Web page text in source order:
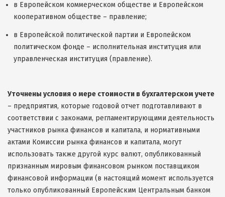
в Европейском коммерческом обществе и Европейском
кооперативном обществе – правление;
в Европейской политической партии и Европейском
политическом фонде – исполнительная институция или
управленческая институция (правление).
Уточнены условия о мере стоимости в бухгалтерском учете
– предприятия, которые годовой отчет подготавливают в
соответствии с законами, регламентирующими деятельность
участников рынка финансов и капитала, и нормативными
актами Комиссии рынка финансов и капитала, могут
использовать также другой курс валют, опубликованный
признанным мировым финансовом рынком поставщиком
финансовой информации (в настоящий момент используется
только опубликованный Европейским Центральным банком